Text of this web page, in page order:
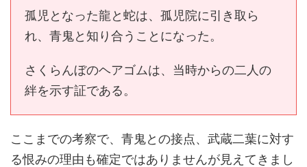
孤児となった龍と蛇は、孤児院に引き取ら
れ、青鬼と知り合うことになった。
さくらんぼのヘアゴムは、当時からの二人の
絆を示す証である。
ここまでの考察で、青鬼との接点、武蔵二葉に対す
る恨みの理由も確定ではありませんが見えてきまし